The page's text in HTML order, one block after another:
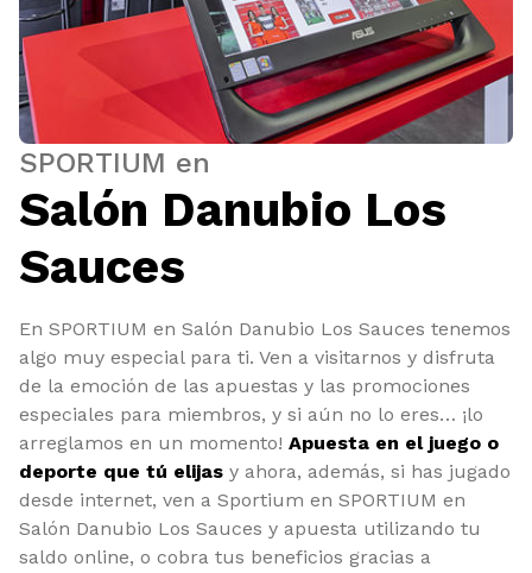
SPORTIUM en
Salón Danubio Los
Sauces
En SPORTIUM en Salón Danubio Los Sauces tenemos
algo muy especial para ti. Ven a visitarnos y disfruta
de la emoción de las apuestas y las promociones
especiales para miembros, y si aún no lo eres… ¡lo
arreglamos en un momento! Apuesta en el juego o
deporte que tú elijas y ahora, además, si has jugado
desde internet, ven a Sportium en SPORTIUM en
Salón Danubio Los Sauces y apuesta utilizando tu
saldo online, o cobra tus beneficios gracias a